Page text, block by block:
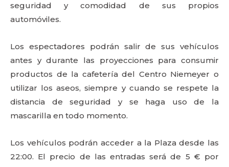
seguridad y comodidad de sus propios
automóviles.
Los espectadores podrán salir de sus vehículos
antes y durante las proyecciones para consumir
productos de la cafetería del Centro Niemeyer o
utilizar los aseos, siempre y cuando se respete la
distancia de seguridad y se haga uso de la
mascarilla en todo momento.
Los vehículos podrán acceder a la Plaza desde las
22:00. El precio de las entradas será de 5 € por